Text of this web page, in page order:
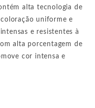
alta tecnologia de
uniforme e
e resistentes à
alta porcentagem de
cor intensa e